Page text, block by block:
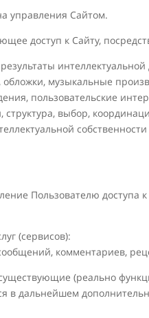
управления Сайтом.
доступ к Сайту,
музыкальные
пользовательские
выбор,
Пользователю
(сервисов):
комментариев,
(реально
дальнейшем